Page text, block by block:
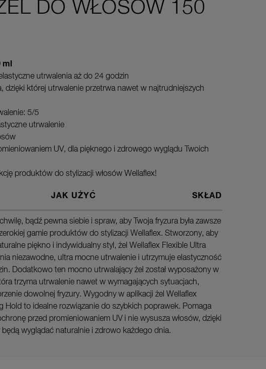
DO WŁOSÓW 150
ml
utrwalenia aż do 24 godzin
dzięki której utrwalenie przetrwa nawet w najtrudniejszych
5/5
utrwalenie
UV, dla pięknego i zdrowego wyglądu Twoich
produktów do stylizacji włosów Wellaflex!
JAK UŻYĆ SKŁAD
bądź pewna siebie i spraw, aby Twoja fryzura była zawsze
gamie produktów do stylizacji Wellaflex. Stworzony, aby
piękno i indywidualny styl, żel Wellaflex Flexible Ultra
niezawodne, ultra mocne utrwalenie i utrzymuje elastyczność
Dodatkowo ten mocno utrwalający żel został wyposażony w
trzyma utrwalenie nawet w wymagających sytuacjach,
dowolnej fryzury. Wygodny w aplikacji żel Wellaflex
Hold to idealne rozwiązanie do szybkich poprawek. Pomaga
przed promieniowaniem UV i nie wysusza włosów, dzięki
będą wyglądać naturalnie i zdrowo każdego dnia.